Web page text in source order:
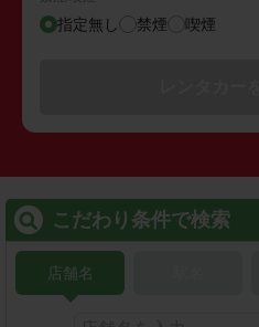
指定無し 禁煙 喫煙
こだわり条件で検索
店舗名